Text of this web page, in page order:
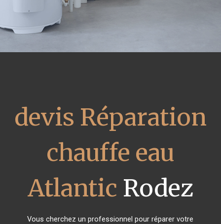
devis Réparation
chauffe eau
Atlantic Rodez
Vous cherchez un professionnel pour réparer votre